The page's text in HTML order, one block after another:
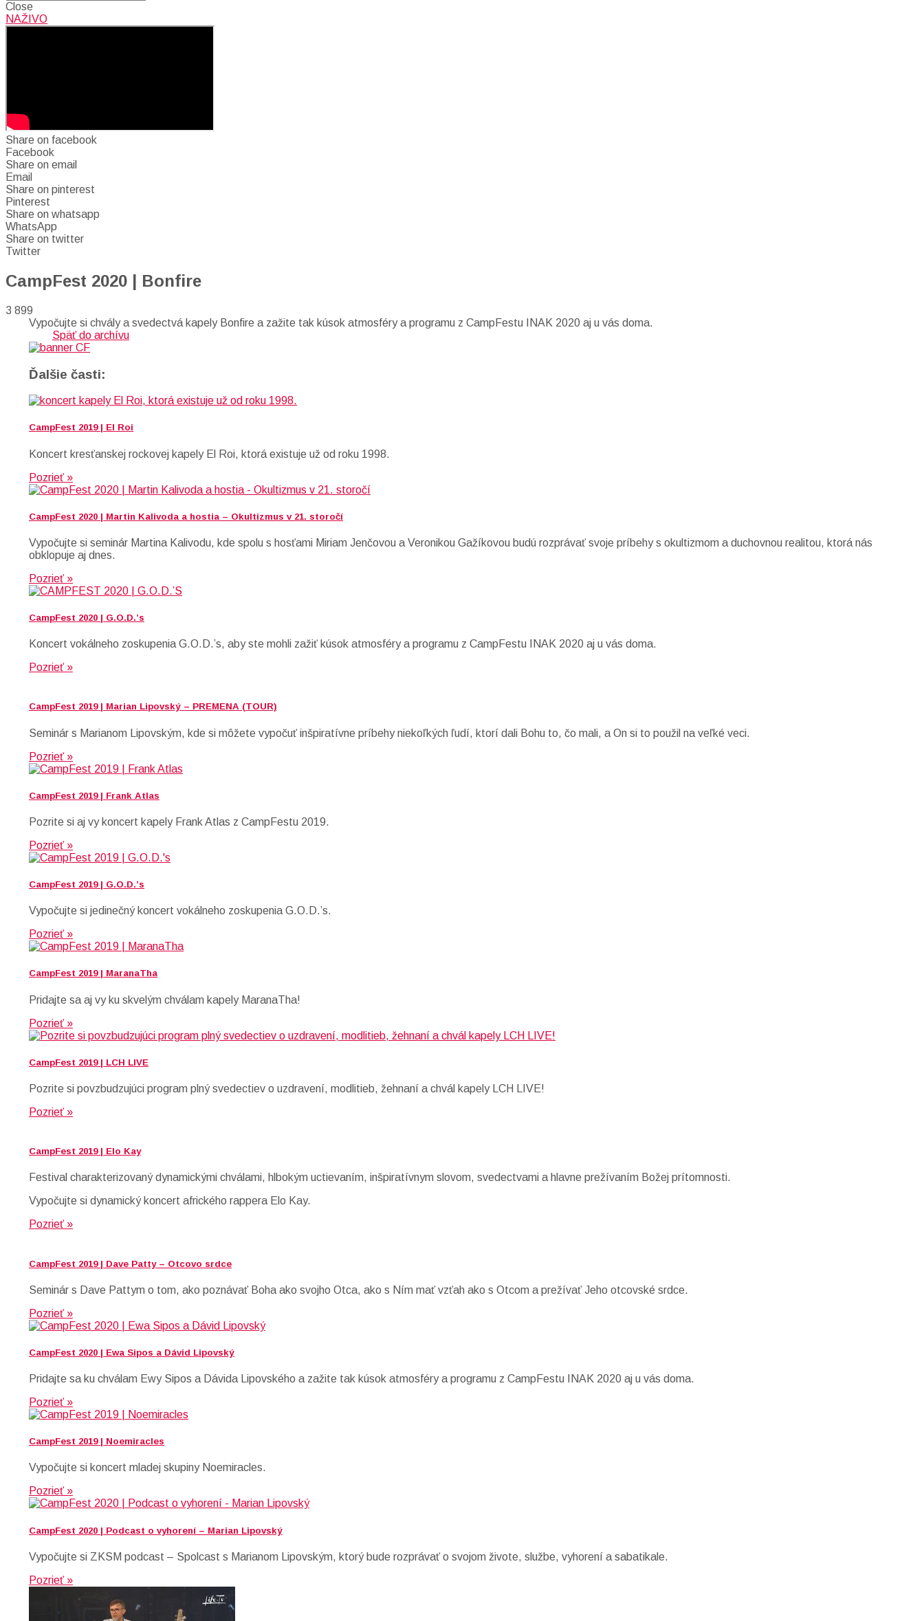
Close
NAŽIVO
Share on facebook
Facebook
Share on email
Email
Share on pinterest
Pinterest
Share on whatsapp
WhatsApp
Share on twitter
Twitter
CampFest 2020 | Bonfire
3 899
Vypočujte si chvály a svedectvá kapely Bonfire a zažite tak kúsok atmosféry a programu z CampFestu INAK 2020 aj u vás doma.
Späť do archívu
Ďalšie časti:
CampFest 2019 | El Roi
Koncert kresťanskej rockovej kapely El Roi, ktorá existuje už od roku 1998.
Pozrieť »
CampFest 2020 | Martin Kalivoda a hostia – Okultizmus v 21. storočí
Vypočujte si seminár Martina Kalivodu, kde spolu s hosťami Miriam Jenčovou a Veronikou Gažíkovou budú rozprávať svoje príbehy s okultizmom a duchovnou realitou, ktorá nás
obklopuje aj dnes.
Pozrieť »
CampFest 2020 | G.O.D.’s
Koncert vokálneho zoskupenia G.O.D.’s, aby ste mohli zažiť kúsok atmosféry a programu z CampFestu INAK 2020 aj u vás doma.
Pozrieť »
CampFest 2019 | Marian Lipovský – PREMENA (TOUR)
Seminár s Marianom Lipovským, kde si môžete vypočuť inšpiratívne príbehy niekoľkých ľudí, ktorí dali Bohu to, čo mali, a On si to použil na veľké veci.
Pozrieť »
CampFest 2019 | Frank Atlas
Pozrite si aj vy koncert kapely Frank Atlas z CampFestu 2019.
Pozrieť »
CampFest 2019 | G.O.D.’s
Vypočujte si jedinečný koncert vokálneho zoskupenia G.O.D.’s.
Pozrieť »
CampFest 2019 | MaranaTha
Pridajte sa aj vy ku skvelým chválam kapely MaranaTha!
Pozrieť »
CampFest 2019 | LCH LIVE
Pozrite si povzbudzujúci program plný svedectiev o uzdravení, modlitieb, žehnaní a chvál kapely LCH LIVE!
Pozrieť »
CampFest 2019 | Elo Kay
Festival charakterizovaný dynamickými chválami, hlbokým uctievaním, inšpiratívnym slovom, svedectvami a hlavne prežívaním Božej prítomnosti.
Vypočujte si dynamický koncert afrického rappera Elo Kay.
Pozrieť »
CampFest 2019 | Dave Patty – Otcovo srdce
Seminár s Dave Pattym o tom, ako poznávať Boha ako svojho Otca, ako s Ním mať vzťah ako s Otcom a prežívať Jeho otcovské srdce.
Pozrieť »
CampFest 2020 | Ewa Sipos a Dávid Lipovský
Pridajte sa ku chválam Ewy Sipos a Dávida Lipovského a zažite tak kúsok atmosféry a programu z CampFestu INAK 2020 aj u vás doma.
Pozrieť »
CampFest 2019 | Noemiracles
Vypočujte si koncert mladej skupiny Noemiracles.
Pozrieť »
CampFest 2020 | Podcast o vyhorení – Marian Lipovský
Vypočujte si ZKSM podcast – Spolcast s Marianom Lipovským, ktorý bude rozprávať o svojom živote, službe, vyhorení a sabatikale.
Pozrieť »